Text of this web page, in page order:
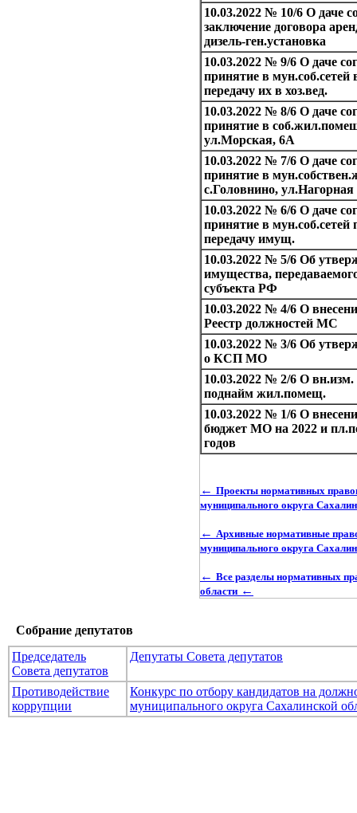
10.03.2022 № 10/6 О даче
заключение договора
дизель-ген.установка
10.03.2022 № 9/6 О даче
принятие в мун.соб.сетей
передачу их в хоз.вед.
10.03.2022 № 8/6 О даче
принятие в
ул.Морская, 6А
10.03.2022 № 7/6 О даче
принятие в
с.Головнино, ул.Нагорная
10.03.2022 № 6/6 О даче
принятие в мун.соб.сетей
передачу имущ.
10.03.2022 № 5/6 Об
имущества,
субъекта РФ
10.03.2022 № 4/6 О
Реестр должностей МС
10.03.2022 № 3/6 Об
о КСП МО
10.03.2022 № 2/6 О
поднайм жил.помещ.
10.03.2022 № 1/6 О
бюджет МО на 2022 и
годов
← Проекты нормативных
муниципального округа
← Архивные нормативные
муниципального округа
← Все разделы нормативных
области ←
Собрание депутатов
Председатель
Совета депутатов
Депутаты Совета депутатов
Противодействие
коррупции
Конкурс по отбору кандидатов на
муниципального округа Сахалинской